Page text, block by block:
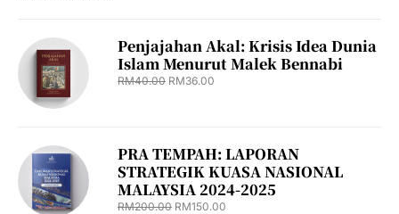
Penjajahan Akal: Krisis Idea Dunia
Islam Menurut Malek Bennabi
RM40.00 RM36.00
PRA TEMPAH: LAPORAN
STRATEGIK KUASA NASIONAL
MALAYSIA 2024-2025
RM200.00 RM150.00